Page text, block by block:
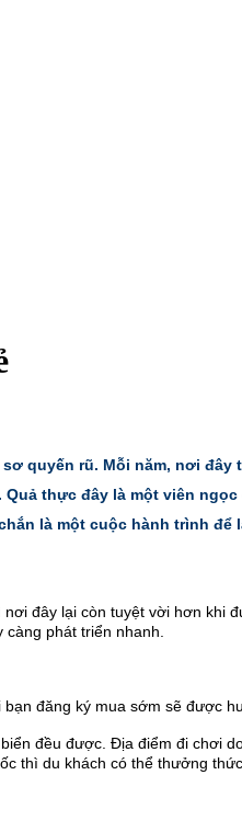
quyến rũ. Mỗi năm, nơi
thực đây là một viên
là một cuộc hành trình để
đây lại còn tuyệt vời hơn khi
càng phát triển nhanh.
đăng ký mua sớm sẽ được
đều được. Địa điểm đi chơi
thì du khách có thể thưởng